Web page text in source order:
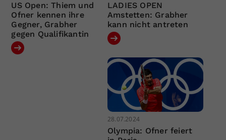
US Open: Thiem und
Ofner kennen ihre
Gegner, Grabher
gegen Qualifikantin
LADIES OPEN
Amstetten: Grabher
kann nicht antreten
28.07.2024
Olympia: Ofner feiert